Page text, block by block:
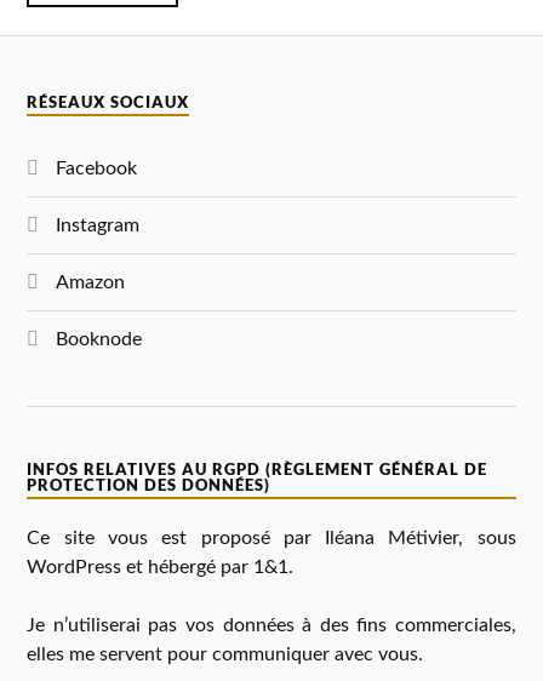
RÉSEAUX SOCIAUX
Facebook
Instagram
Amazon
Booknode
INFOS RELATIVES AU RGPD (RÈGLEMENT GÉNÉRAL DE
PROTECTION DES DONNÉES)
Ce site vous est proposé par Iléana Métivier, sous
WordPress et hébergé par 1&1.
Je n’utiliserai pas vos données à des fins commerciales,
elles me servent pour communiquer avec vous.